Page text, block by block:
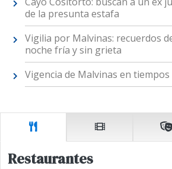
de la presunta estafa
Vigilia por Malvinas: recuerdos
noche fría y sin grieta
Vigencia de Malvinas en
Restaurantes